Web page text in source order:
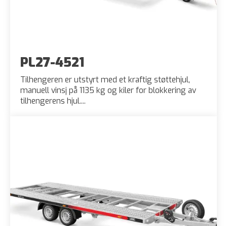
PL27-4521
Tilhengeren er utstyrt med et kraftig støttehjul,
manuell vinsj på 1135 kg og kiler for blokkering av
tilhengerens hjul....